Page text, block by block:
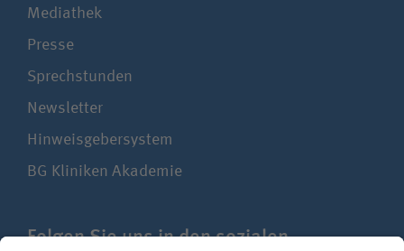
Mediathek
Presse
Sprechstunden
Newsletter
Hinweisgebersystem
BG Kliniken Akademie
Folgen Sie uns in den sozialen